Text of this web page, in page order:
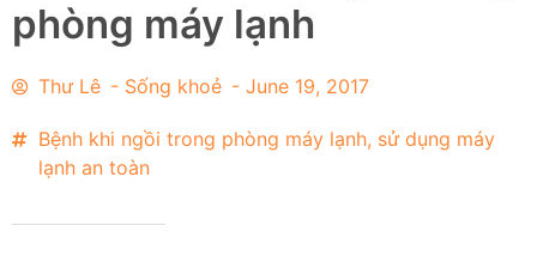
phòng máy lạnh
Thư Lê - Sống khoẻ - June 19, 2017
Bệnh khi ngồi trong phòng máy lạnh, sử dụng máy
lạnh an toàn